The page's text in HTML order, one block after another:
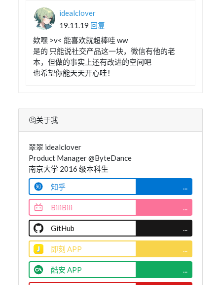
idealclover
19.11.19 回复
欸嘿 >v< 能喜欢就超棒哇 ww
是的 只能说社交产品这一块，微信有他的老
本，但做的事实上还有改进的空间吧
也希望你能天天开心哇！
🤔关于我
翠翠 idealclover
Product Manager @ByteDance
南京大学 2016 级本科生
知乎
BiliBili
GitHub
即刻 APP
酷安 APP